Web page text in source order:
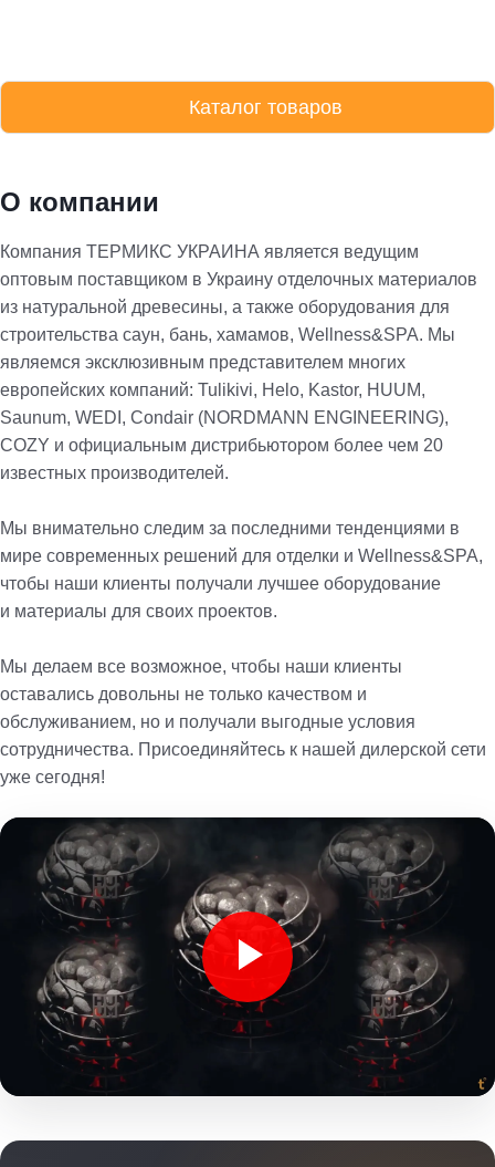
Каталог товаров
О компании
Компания ТЕРМИКС УКРАИНА является ведущим
оптовым поставщиком в Украину отделочных материалов
из натуральной древесины, а также оборудования для
строительства саун, бань, хамамов, Wellness&SPA. Мы
являемся эксклюзивным представителем многих
европейских компаний: Tulikivi, Helo, Kastor, HUUM,
Saunum, WEDI, Condair (NORDMANN ENGINEERING),
COZY и официальным дистрибьютором более чем 20
известных производителей.
Мы внимательно следим за последними тенденциями в
мире современных решений для отделки и Wellness&SPA,
чтобы наши клиенты получали лучшее оборудование
и материалы для своих проектов.
Мы делаем все возможное, чтобы наши клиенты
оставались довольны не только качеством и
обслуживанием, но и получали выгодные условия
сотрудничества. Присоединяйтесь к нашей дилерской сети
уже сегодня!